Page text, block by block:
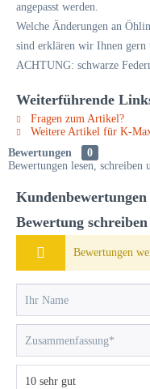
angepasst werden.
Welche Änderungen an
sind erklären wir Ihnen gern
ACHTUNG: schwarze
Weiterführende
Fragen zum Artikel?
Weitere Artikel für K-
Bewertungen
0
Bewertungen lesen, schreiben
Bewertung schreiben
Bewertungen